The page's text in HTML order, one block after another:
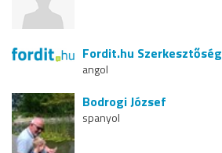
Fordit.hu Szerkesztőség
angol
Bodrogi József
spanyol